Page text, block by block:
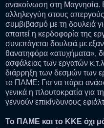
ανακοίνωση στη Μαγνησία.
αλληλεγγύη στους
συμβιβασμό με τη δουλειά
απαιτεί η κερδοφορία της
συνεπάγεται δουλειά με
θανατηφόρα «ατυχήματα»,
ασφάλειας των εργατών
διάρρηξη των δεσμών των
το ΠΑΜΕ: Για να πάρει
γενικά η πλουτοκρατία για
γεννούν επικίνδυνους
Το ΠΑΜΕ και το ΚΚΕ όχι